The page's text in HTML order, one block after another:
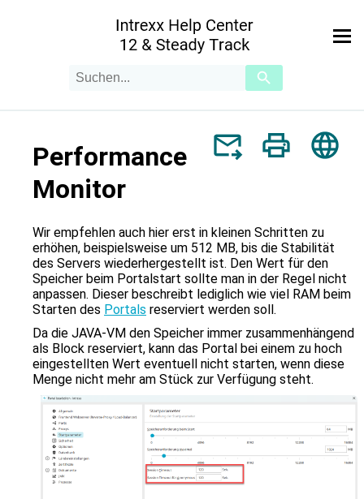
Zu Hauptinhalt springen
Verwende
die
oben
und
Ergebnis
auszuwählen.
Drücke
die
Eingabetaste,
um
zum
ausgewählten
Suchergebnis
zu
gelangen.
können
Touch-
Streichgesten
Performance
Monitor
Wir empfehlen auch hier erst in kleinen Schritten zu
erhöhen, beispielsweise um 512 MB, bis die Stabilität
des Servers wiederhergestellt ist. Den Wert für den
Speicher beim Portalstart sollte man in der Regel nicht
anpassen. Dieser beschreibt lediglich wie viel RAM beim
Starten des Portals reserviert werden soll.
Da die JAVA-VM den Speicher immer zusammenhängend
als Block reserviert, kann das Portal bei einem zu hoch
eingestellten Wert eventuell nicht starten, wenn diese
Menge nicht mehr am Stück zur Verfügung steht.